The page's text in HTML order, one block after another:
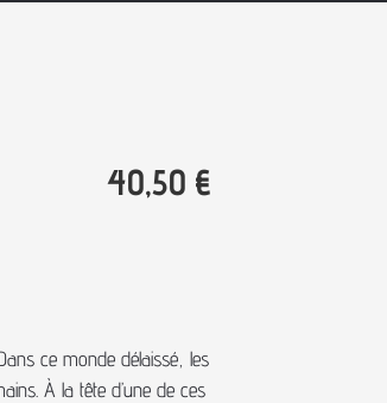
40,50 €
ce monde délaissé, les
À la tête d’une de ces